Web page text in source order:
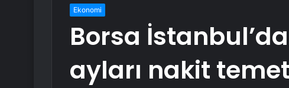
Ekonomi
Borsa
ayları nakit